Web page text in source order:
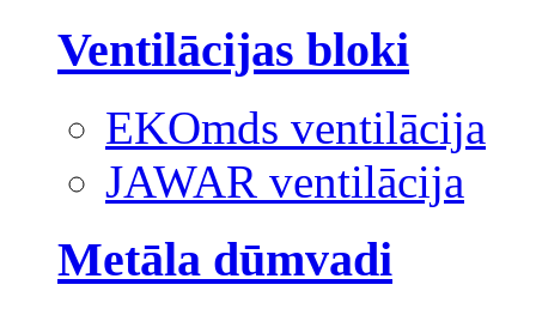
Ventilācijas bloki
EKOmds ventilācija
JAWAR ventilācija
Metāla dūmvadi